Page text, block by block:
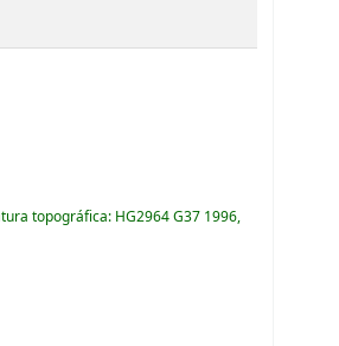
topográfica: HG2964 G37 1996,